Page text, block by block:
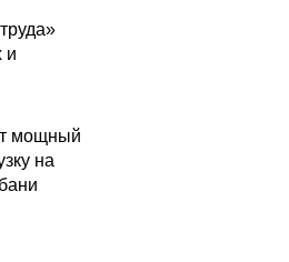
и
мощный
на